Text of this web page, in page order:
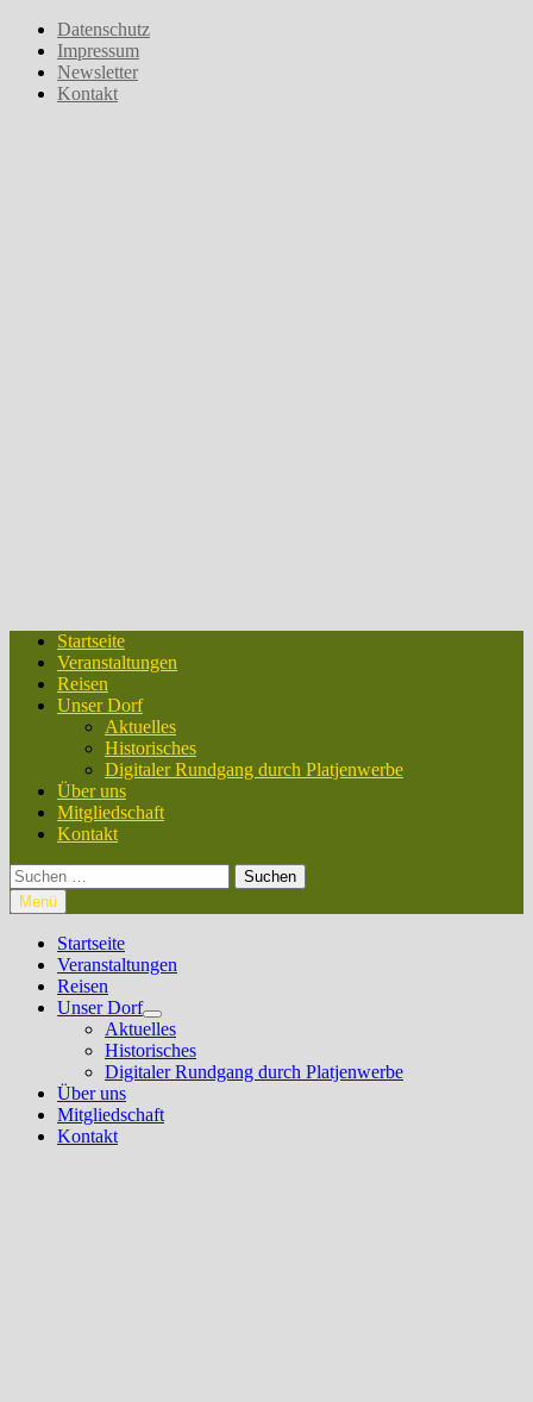
Zum
Inhalt
springen
Datenschutz
Impressum
Newsletter
Kontakt
Startseite
Veranstaltungen
Reisen
Unser Dorf
Aktuelles
Historisches
Digitaler Rundgang durch Platjenwerbe
Über uns
Mitgliedschaft
Kontakt
Suchen
nach:
Menü
Startseite
Veranstaltungen
Reisen
Unser Dorf
Untermenü
anzeigen
Aktuelles
Historisches
Digitaler Rundgang durch Platjenwerbe
Über uns
Mitgliedschaft
Kontakt